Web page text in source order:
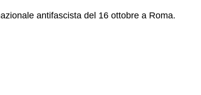
antifascista del 16 ottobre a Roma.